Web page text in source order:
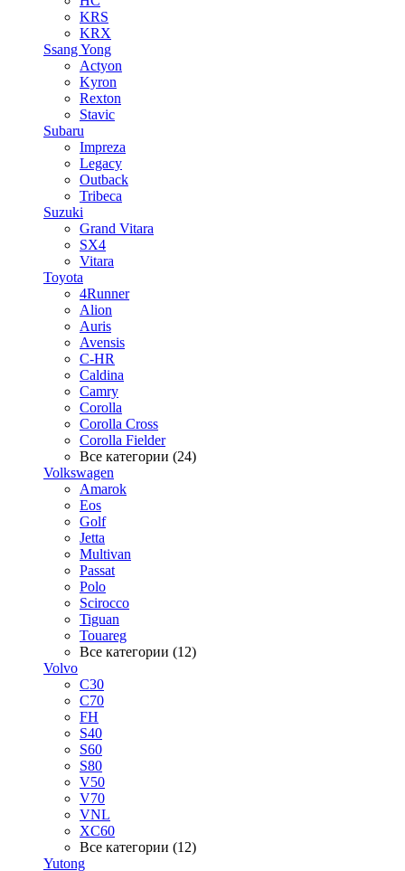
KRS
KRX
Ssang Yong
Actyon
Kyron
Rexton
Stavic
Subaru
Impreza
Legacy
Outback
Tribeca
Suzuki
Grand Vitara
SX4
Vitara
Toyota
4Runner
Alion
Auris
Avensis
C-HR
Caldina
Camry
Corolla
Corolla Cross
Corolla Fielder
Все категории (24)
Volkswagen
Amarok
Eos
Golf
Jetta
Multivan
Passat
Polo
Scirocco
Tiguan
Touareg
Все категории (12)
Volvo
C30
C70
FH
S40
S60
S80
V50
V70
VNL
XC60
Все категории (12)
Yutong